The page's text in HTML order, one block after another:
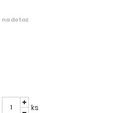
na dotaz
ks